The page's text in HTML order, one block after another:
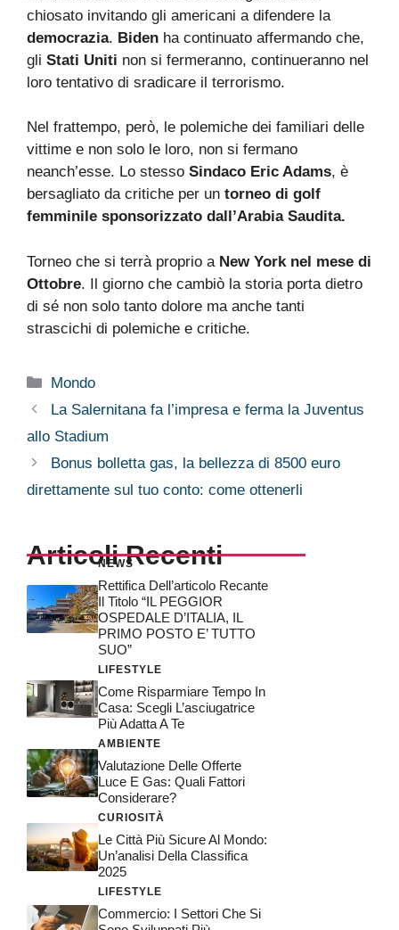
chiosato invitando gli americani a difendere la
democrazia. Biden ha continuato affermando che,
gli Stati Uniti non si fermeranno, continueranno nel
loro tentativo di sradicare il terrorismo.
Nel frattempo, però, le polemiche dei familiari delle
vittime e non solo le loro, non si fermano
neanch’esse. Lo stesso Sindaco Eric Adams, è
bersagliato da critiche per un torneo di golf
femminile sponsorizzato dall’Arabia Saudita.
Torneo che si terrà proprio a New York nel mese di
Ottobre. Il giorno che cambiò la storia porta dietro
di sé non solo tanto dolore ma anche tanti
strascichi di polemiche e critiche.
Categorie
Mondo
La Salernitana fa l’impresa e ferma la Juventus
allo Stadium
Bonus bolletta gas, la bellezza di 8500 euro
direttamente sul tuo conto: come ottenerli
Articoli Recenti
NEWS
Rettifica Dell’articolo Recante
Il Titolo “IL PEGGIOR
OSPEDALE D’ITALIA, IL
PRIMO POSTO E’ TUTTO
SUO”
LIFESTYLE
Come Risparmiare Tempo In
Casa: Scegli L’asciugatrice
Più Adatta A Te
AMBIENTE
Valutazione Delle Offerte
Luce E Gas: Quali Fattori
Considerare?
CURIOSITÀ
Le Città Più Sicure Al Mondo:
Un’analisi Della Classifica
2025
LIFESTYLE
Commercio: I Settori Che Si